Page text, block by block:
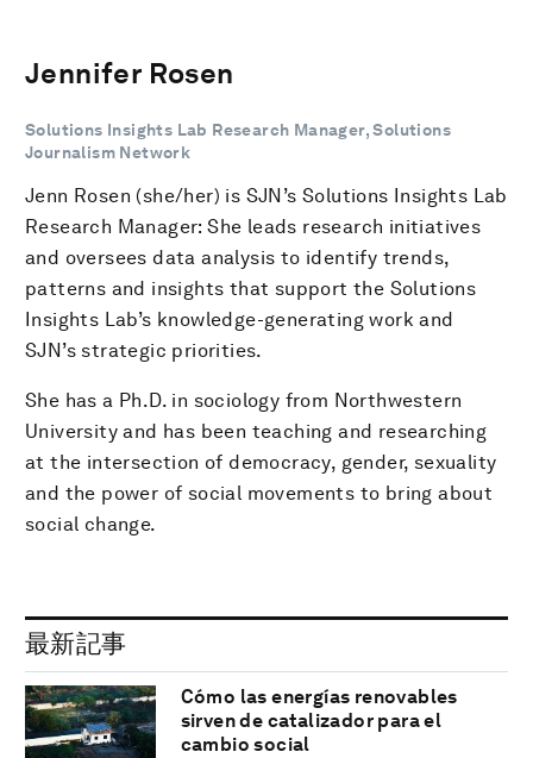
Jennifer Rosen
Solutions Insights Lab Research Manager, Solutions
Journalism Network
Jenn Rosen (she/her) is SJN’s Solutions Insights Lab
Research Manager: She leads research initiatives
and oversees data analysis to identify trends,
patterns and insights that support the Solutions
Insights Lab’s knowledge-generating work and
SJN’s strategic priorities.
She has a Ph.D. in sociology from Northwestern
University and has been teaching and researching
at the intersection of democracy, gender, sexuality
and the power of social movements to bring about
social change.
最新記事
Cómo las energías renovables
sirven de catalizador para el
cambio social